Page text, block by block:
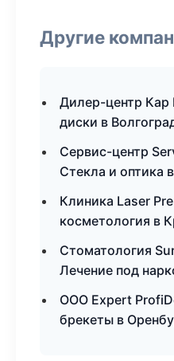
Другие
Дилер-центр
диски в
Сервис-центр
Стекла и оптика
Клиника Laser
косметология в
Стоматология
Лечение под
ООО Expert
брекеты в